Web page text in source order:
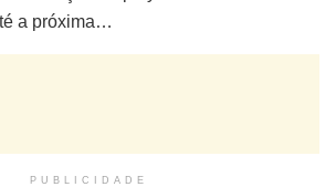
a próxima…
PUBLICIDADE